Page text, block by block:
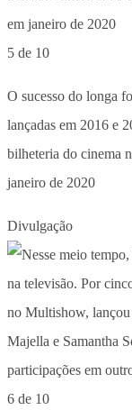
5 de 10
O sucesso do longa
lançadas em 2016 e
bilheteria do cinema
janeiro de 2020
Divulgação
6 de 10